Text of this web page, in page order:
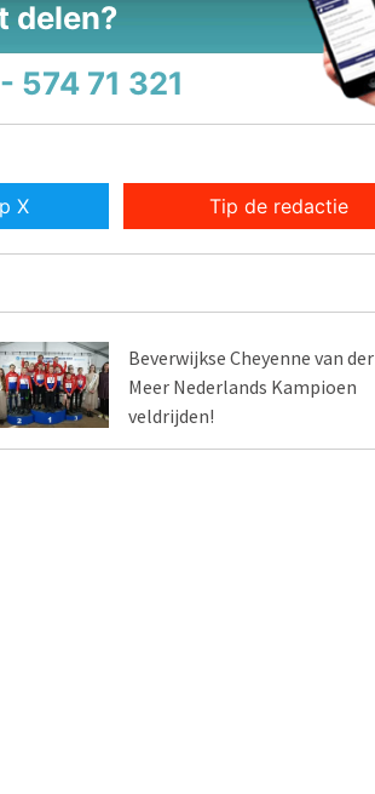
delen?
574 71 321
X Tip de redactie
Beverwijkse Cheyenne van der
Meer Nederlands Kampioen
veldrijden!